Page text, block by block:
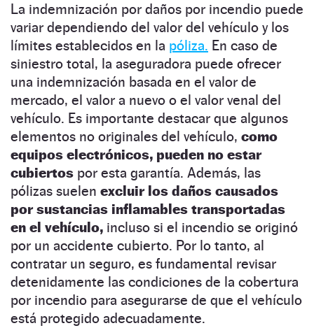
La indemnización por daños por incendio puede
variar dependiendo del valor del vehículo y los
límites establecidos en la póliza. En caso de
siniestro total, la aseguradora puede ofrecer
una indemnización basada en el valor de
mercado, el valor a nuevo o el valor venal del
vehículo. Es importante destacar que algunos
elementos no originales del vehículo, como
equipos electrónicos, pueden no estar
cubiertos por esta garantía. Además, las
pólizas suelen excluir los daños causados
por sustancias inflamables transportadas
en el vehículo, incluso si el incendio se originó
por un accidente cubierto. Por lo tanto, al
contratar un seguro, es fundamental revisar
detenidamente las condiciones de la cobertura
por incendio para asegurarse de que el vehículo
está protegido adecuadamente.